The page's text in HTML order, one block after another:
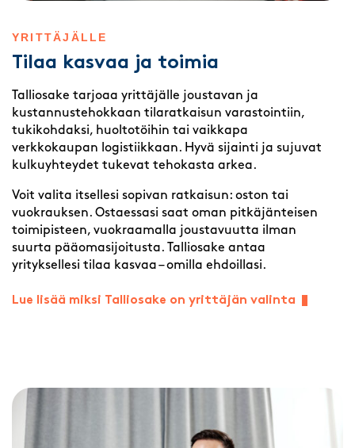
YRITTÄJÄLLE
Tilaa kasvaa ja toimia
Talliosake tarjoaa yrittäjälle joustavan ja
kustannustehokkaan tilaratkaisun varastointiin,
tukikohdaksi, huoltotöihin tai vaikkapa
verkkokaupan logistiikkaan. Hyvä sijainti ja sujuvat
kulkuyhteydet tukevat tehokasta arkea.
Voit valita itsellesi sopivan ratkaisun: oston tai
vuokrauksen. Ostaessasi saat oman pitkäjänteisen
toimipisteen, vuokraamalla joustavuutta ilman
suurta pääomasijoitusta. Talliosake antaa
yrityksellesi tilaa kasvaa – omilla ehdoillasi.
Lue lisää miksi Talliosake on yrittäjän valinta